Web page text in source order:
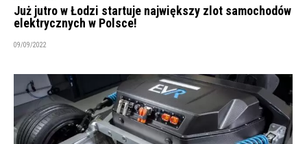
Już jutro w Łodzi startuje największy zlot samochodów
elektrycznych w Polsce!
09/09/2022